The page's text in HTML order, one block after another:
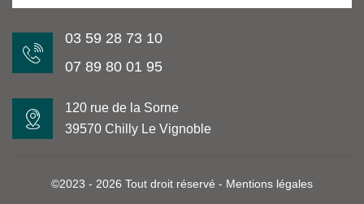
03 59 28 73 10
07 89 80 01 95
120 rue de la Sorne
39570 Chilly Le Vignoble
©2023 - 2026 Tout droit réservé - Mentions légales